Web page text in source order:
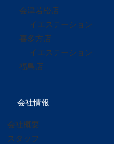
会津若松店
イエステーション
喜多方店
イエステーション
福島店
会社情報
会社概要
スタッフ